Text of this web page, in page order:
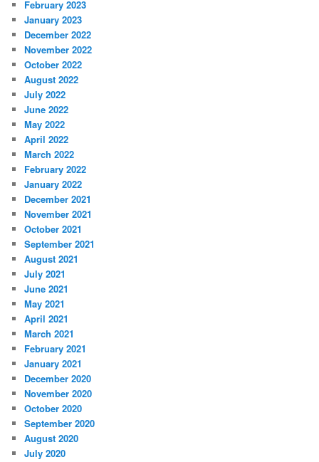
February 2023
January 2023
December 2022
November 2022
October 2022
August 2022
July 2022
June 2022
May 2022
April 2022
March 2022
February 2022
January 2022
December 2021
November 2021
October 2021
September 2021
August 2021
July 2021
June 2021
May 2021
April 2021
March 2021
February 2021
January 2021
December 2020
November 2020
October 2020
September 2020
August 2020
July 2020